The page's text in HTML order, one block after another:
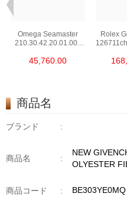
Omega Seamaster
210.30.42.20.01.002
Edition
45,760.00
Rolex
商品名
ブランド :
商品名 :
NEW
OLYESTER
商品コード :